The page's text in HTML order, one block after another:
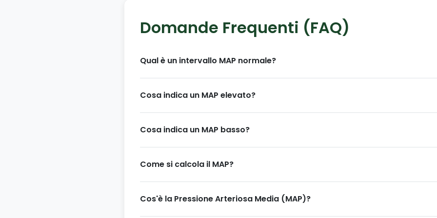
Domande Frequenti (FAQ)
Qual è un intervallo MAP normale?
Un intervallo normale di Pressione Arteriosa Media (MAP) è tipicamente
nutrienti sufficienti siano forniti a tutti gli organi vitali.
Cosa indica un MAP elevato?
Un MAP elevato (superiore a 100 mmHg) suggerisce che c'è una pressione
coaguli di sangue, infarti e ictus.
Cosa indica un MAP basso?
Un MAP basso (inferiore a 60-65 mmHg) può essere pericoloso. Implica
organi se non corretto prontamente.
Come si calcola il MAP?
La formula più comune per il calcolo del MAP è:MAP = Pressione
. Questa formula tiene conto del fatto
più tempo in diastole (rilassamento) che in sistole (contrazione).
Cos'è la Pressione Arteriosa Media (MAP)?
La Pressione Arteriosa Media (MAP) rappresenta la pressione media nelle